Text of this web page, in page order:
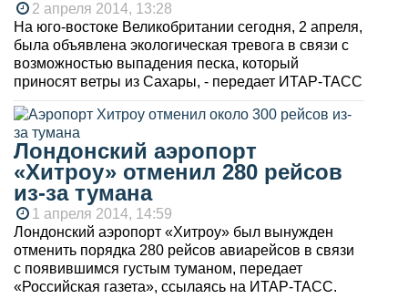
2 апреля 2014, 13:28
На юго-востоке Великобритании сегодня, 2 апреля,
была объявлена экологическая тревога в связи с
возможностью выпадения песка, который
приносят ветры из Сахары, - передает ИТАР-ТАСС
Лондонский аэропорт
«Хитроу» отменил 280 рейсов
из-за тумана
1 апреля 2014, 14:59
Лондонский аэропорт «Хитроу» был вынужден
отменить порядка 280 рейсов авиарейсов в связи
с появившимся густым туманом, передает
«Российская газета», ссылаясь на ИТАР-ТАСС.